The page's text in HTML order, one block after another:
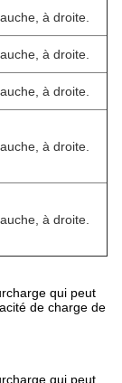
à droite.
à droite.
à droite.
à droite.
à droite.
qui peut
de charge de
qui peut